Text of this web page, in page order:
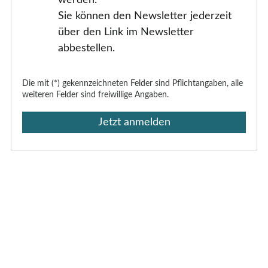
Sie können den Newsletter jederzeit
über den Link im Newsletter
abbestellen.
Die mit (*) gekennzeichneten Felder sind Pflichtangaben, alle
weiteren Felder sind freiwillige Angaben.
Jetzt anmelden